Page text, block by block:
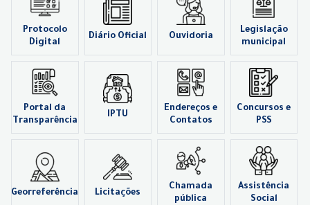
Protocolo
Digital
Diário Oficial Ouvidoria
Legislação
municipal
Portal da
Transparência
IPTU
Endereços e
Contatos
Concursos e
PSS
Georreferência Licitações
Chamada
pública
Assistência
Social